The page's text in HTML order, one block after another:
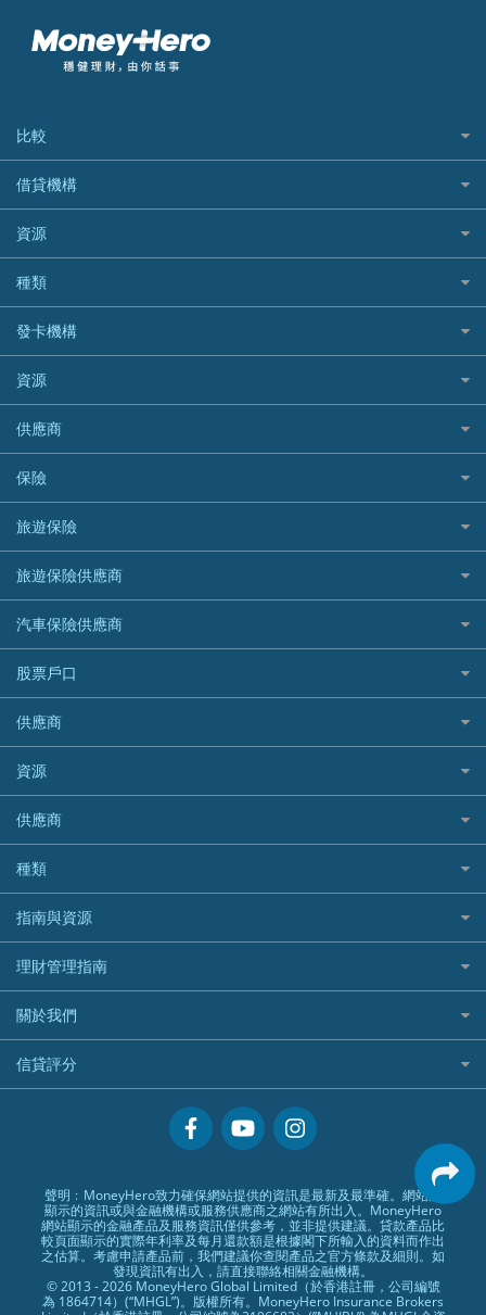
比較
私人貸款比較
稅季/稅務貸款
網上貸款
結餘轉戶(清卡數貸款)
銀行貸款
財務公司貸款
免入息貸款
免TU貸款
急借錢
緊急貸款比較
最佳小額貸款比較
易批必批貸款
24小時貸款
最佳循環貸款
借貸機構
BEA 東亞銀行
BOC 中國銀行
Cashing Pro 優尚信貸
CCB(Asia) 中國建設銀行 (亞洲)
Citibank 花旗銀行
CNCBI 信銀國際
CreFIT 維信
DBS 星展銀行
DSB 大新銀行
HSBC 滙豐銀行貸款
K Cash 貸款
Mox 銀行
National Resources 中潤物業按揭
OCBC 華僑銀行
PrimeCredit 安信信貸
Promise 邦民日本財務
Rabbit Credit月兔信貸
Standard Chartered 渣打銀行
UA 亞洲聯合財務
WeLab Bank
WeLend 貸款
資源
如何申請個人貸款
如何管理個人貸款
個人貸款有用資訊
清卡數貸款教學
循環貸款教學
個人化貸款產品推介 🔥全新
債務重組一覽
供樓利息扣稅
最佳貸款app
種類
網購優惠
精選外幣網購信用卡
尊尚信用卡
公司信用卡
電子錢包信用卡
日本遊信用卡攻略
韓國遊信用卡攻略
台灣遊信用卡攻略
機場貴賓室信用卡
銀聯信用卡
高獎賞信用卡推薦
酒店信用卡
發卡機構
Citibank花旗銀行
AE美國運通
DBS星展銀行
HSBC滙豐銀行
Mox
信銀國際
大新銀行
恒生銀行
Standard Chartered渣打銀行
東亞銀行
SIM
Airwallex信用卡
資源
Black Friday優惠
淘寶付款方式
一田購物優惠日
SOGO感謝祭
HKTVmall優惠碼
交稅優惠
酒店優惠碼
機票優惠碼
供應商
八達通自動增值信用卡
保險
旅遊保險
汽車保險
家居保險
家傭保險
寵物保險
定期人壽保險
危疾保險
年金資訊
樓宇火險
旅遊保險
日本旅遊保險及資訊
泰國旅遊保險及資訊
台灣旅遊保險及資訊
韓國旅遊保險及資訊
歐洲旅遊保險及資訊
越南旅遊保險及資訊
澳洲旅遊保險及資訊
長者嘆世界
家庭親子遊
自駕遊比較
相機有得保
專為孕婦設計的最佳旅遊保險
最佳滑雪旅遊保險
最適合BB的旅遊保險
旅遊保險供應商
AXA 安盛
AIG 美亞
Allianz 安聯
Allied World 世聯
Avo
中國銀行
Bolttech 保特
Blue Cross 藍十字
中國平安
HSBC滙豐銀行
MSIG 三井住友
Prudential 保誠
QBE 昆士蘭
Starr
汽車保險供應商
大新汽車保險
中銀汽車保險
Allianz安聯汽車保險
bolttech保障汽車保險
Zurich蘇黎世汽車保險
QBE昆士蘭汽車保險
平安汽車保險
股票戶口
富途證券
IB盈透證券
老虎證券
uSMART 盈立證券
華盛証券
長橋證券
WeBull微牛證券
漲樂全球通｜華泰國際
OSL
供應商
富途牛牛好唔好？
Webull微牛證券好唔好？
Longbridge長橋證券好唔好？
老虎證券好唔好？
華盛証券好唔好？
漲樂全球通好唔好？
IB盈透證券好唔好？
盈立證券 uSMART 好唔好？
Stashaway好唔好？
資源
股票戶口開戶
證券行邊間好？
港股5隻高息ETF精選
什麼是ETF？
香港30大高息股排行
黃金ETF懶人包
最值得注意的比特幣ETF
選股策略：五步調查攻略
供應商
銀行戶口比較
尊尚銀行戶口
Citi Plus
中信銀行inMotion
Airwallex銀行
種類
定期存款
港元定存
人民幣定存
美元定存
英鎊定存
澳元定存
指南與資源
理財資訊
識慳識賺
債務管理
投資理財
置業安居
專欄文章
理財管理指南
常用相關詞彙
MoneyHero電子報
所有合作銀行或機構
關於我們
服務承諾
網上支援
常見問題
條款及細則
編輯守則
廣告合作
信貸評分
聲明﹕MoneyHero致力確保網站提供的資訊是最新及最準確。網站所
顯示的資訊或與金融機構或服務供應商之網站有所出入。MoneyHero
網站顯示的金融產品及服務資訊僅供參考，並非提供建議。貸款產品比
較頁面顯示的實際年利率及每月還款額是根據閣下所輸入的資料而作出
之估算。考慮申請產品前，我們建議你查閱產品之官方條款及細則。如
發現資訊有出入，請直接聯絡相關金融機構。
© 2013 - 2026 MoneyHero Global Limited（於香港註冊，公司編號
為 1864714）(“MHGL”)。版權所有。MoneyHero Insurance Brokers